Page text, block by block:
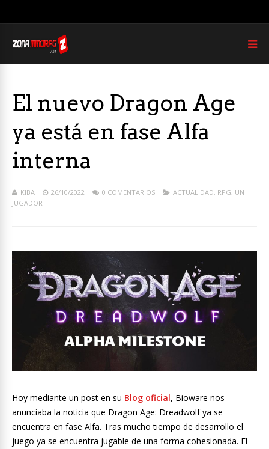
El nuevo Dragon Age
ya está en fase Alfa
interna
KIBA 26/10/2022 0 COMENTARIOS ACTUALIDAD, RPG, UN
JUGADOR
Hoy mediante un post en su Blog oficial, Bioware nos
anunciaba la noticia que Dragon Age: Dreadwolf ya se
encuentra en fase Alfa. Tras mucho tiempo de desarrollo el
juego ya se encuentra jugable de una forma cohesionada. El